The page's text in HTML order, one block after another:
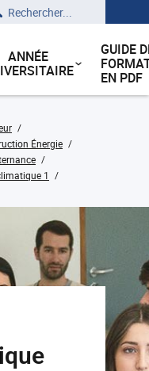
ANNÉE
GUIDE
EN PDF
Énergie
1